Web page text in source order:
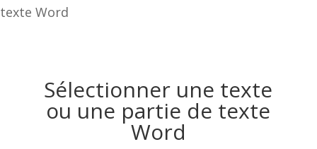
texte Word
Sélectionner une texte
ou une partie de texte
Word